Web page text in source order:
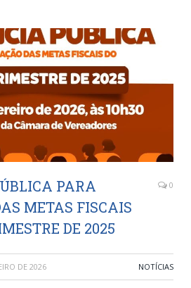
PARA
METAS FISCAIS
DE 2025
0
DE 2026 NOTÍCIAS